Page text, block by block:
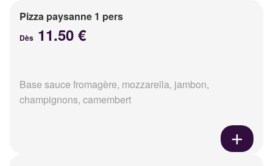
Pizza paysanne 1 pers
Dès 11.50 €
Base sauce fromagère, mozzarella, jambon,
champignons, camembert